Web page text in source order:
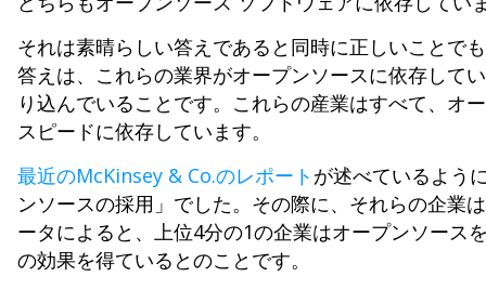
それは素晴らしい答えであると同時に正しいことで
答えは、これらの業界がオープンソースに依存して
り込んでいることです。これらの産業はすべて、オ
スピードに依存しています。
最近のMcKinsey & Co.のレポート が述べているよう
ンソースの採用」でした。その際に、それらの企業
ータによると、上位4分の1の企業はオープンソース
の効果を得ているとのことです。